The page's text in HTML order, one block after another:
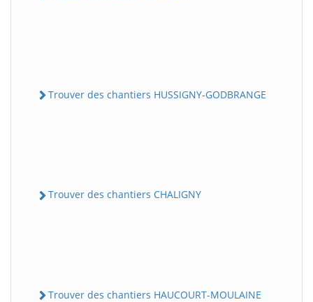
Trouver des chantiers HUSSIGNY-GODBRANGE
Trouver des chantiers CHALIGNY
Trouver des chantiers HAUCOURT-MOULAINE